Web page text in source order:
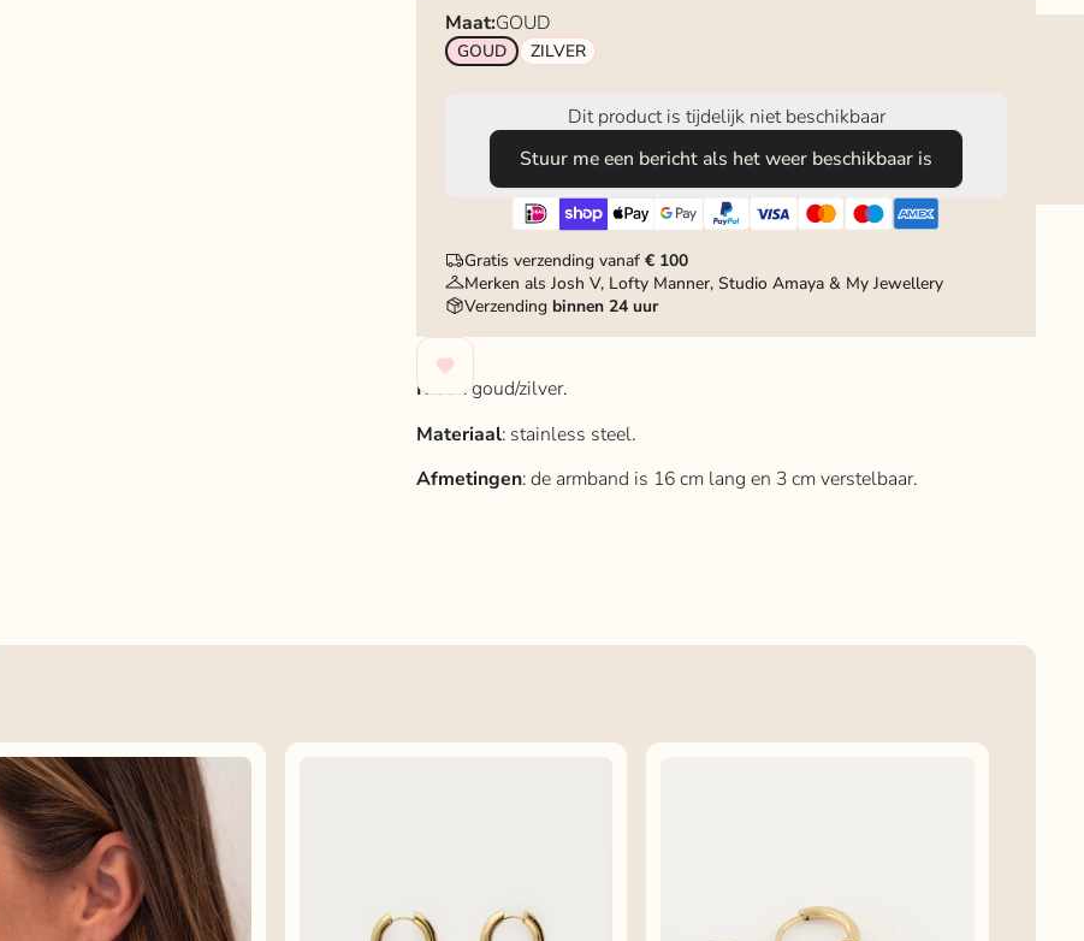
Maat:GOUD
GOUD ZILVER
Dit product is tijdelijk niet beschikbaar
Stuur me een bericht als het weer beschikbaar is
Gratis verzending vanaf € 100
Merken als Josh V, Lofty Manner, Studio Amaya & My Jewellery
Verzending binnen 24 uur
Kleur: goud/zilver.
Materiaal: stainless steel.
Afmetingen: de armband is 16 cm lang en 3 cm verstelbaar.